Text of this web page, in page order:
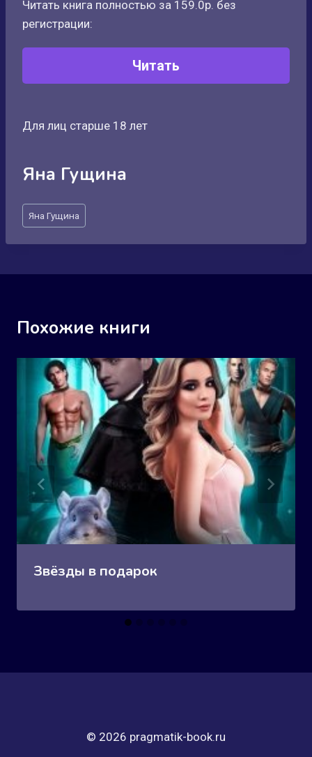
Читать книга полностью за 159.0р. без
регистрации:
Читать
Для лиц старше 18 лет
Яна Гущина
Метки
записи:
Яна Гущина
Похожие книги
Звёзды в подарок
© 2026 pragmatik-book.ru